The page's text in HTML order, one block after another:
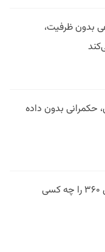
بدون ظرفیت،
بدون داده
فیلتر در وقت اضافه؛ فوتبال ۳۶۰ را چه کسی